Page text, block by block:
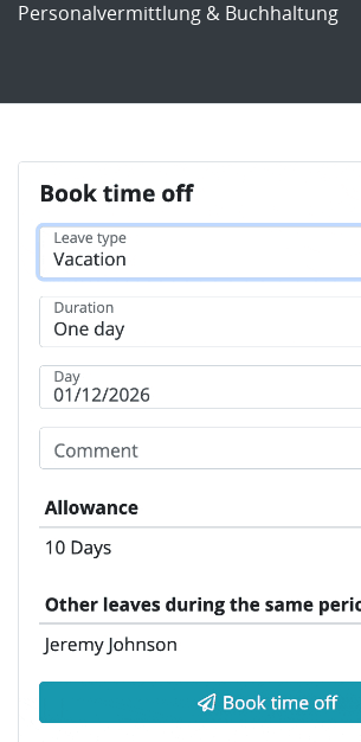
Personalvermittlung & Buchhaltung